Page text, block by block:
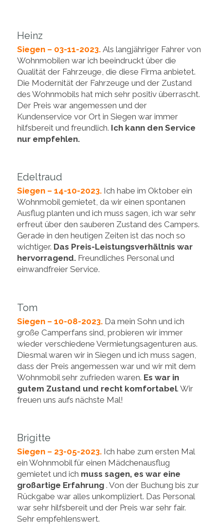
Heinz
Siegen – 03-11-2023. Als langjähriger Fahrer von
Wohnmobilen war ich beeindruckt über die
Qualität der Fahrzeuge, die diese Firma anbietet.
Die Modernität der Fahrzeuge und der Zustand
des Wohnmobils hat mich sehr positiv überrascht.
Der Preis war angemessen und der
Kundenservice vor Ort in Siegen war immer
hilfsbereit und freundlich. Ich kann den Service
nur empfehlen.
Edeltraud
Siegen – 14-10-2023. Ich habe im Oktober ein
Wohnmobil gemietet, da wir einen spontanen
Ausflug planten und ich muss sagen, ich war sehr
erfreut über den sauberen Zustand des Campers.
Gerade in den heutigen Zeiten ist das noch so
wichtiger. Das Preis-Leistungsverhältnis war
hervorragend. Freundliches Personal und
einwandfreier Service.
Tom
Siegen – 10-08-2023. Da mein Sohn und ich
große Camperfans sind, probieren wir immer
wieder verschiedene Vermietungsagenturen aus.
Diesmal waren wir in Siegen und ich muss sagen,
dass der Preis angemessen war und wir mit dem
Wohnmobil sehr zufrieden waren. Es war in
gutem Zustand und recht komfortabel. Wir
freuen uns aufs nächste Mal!
Brigitte
Siegen – 23-05-2023. Ich habe zum ersten Mal
ein Wohnmobil für einen Mädchenausflug
gemietet und ich muss sagen, es war eine
großartige Erfahrung . Von der Buchung bis zur
Rückgabe war alles unkompliziert. Das Personal
war sehr hilfsbereit und der Preis war sehr fair.
Sehr empfehlenswert.